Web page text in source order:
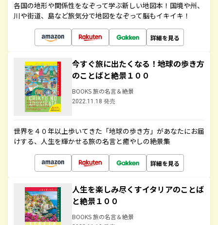
各国の地形や関係性をなぞって学ぶ新しい地図本！国境や州、
川や街道、島など旅気分で地図をなぞって脳もイキイキ！
詳細を見る
今すぐ旅に出たくなる！地球の歩き方
のことばと絶景１００
BOOKS 旅の名言＆絶景
2022.11.18 発売
世界を４０年以上歩いてきた「地球の歩き方」があなたにお届
けする、人生を輝かせる旅の名言と癒やしの絶景集
詳細を見る
人生を楽しみ尽くすイタリアのことば
と絶景１００
BOOKS 旅の名言＆絶景